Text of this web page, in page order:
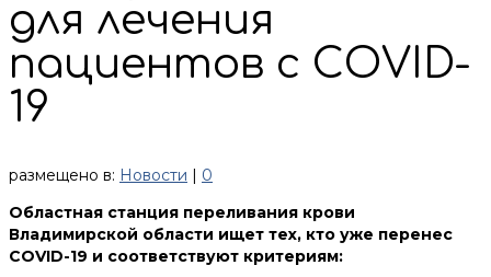
для лечения
пациентов с COVID-
19
размещено в: Новости | 0
Областная станция переливания крови
Владимирской области ищет тех, кто уже перенес
COVID-19 и соответствуют критериям: